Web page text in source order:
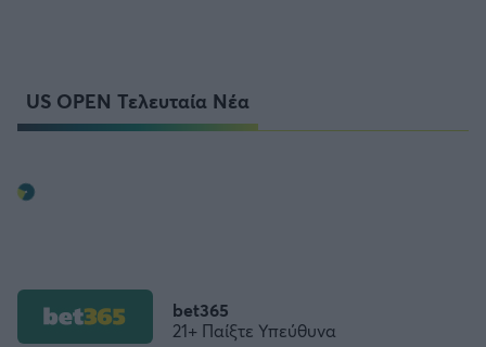
US OPEN Τελευταία Νέα
bet365
21+ Παίξτε Υπεύθυνα